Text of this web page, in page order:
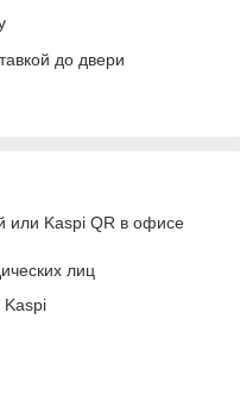
до двери
или Kaspi QR в офисе
лиц
Kaspi